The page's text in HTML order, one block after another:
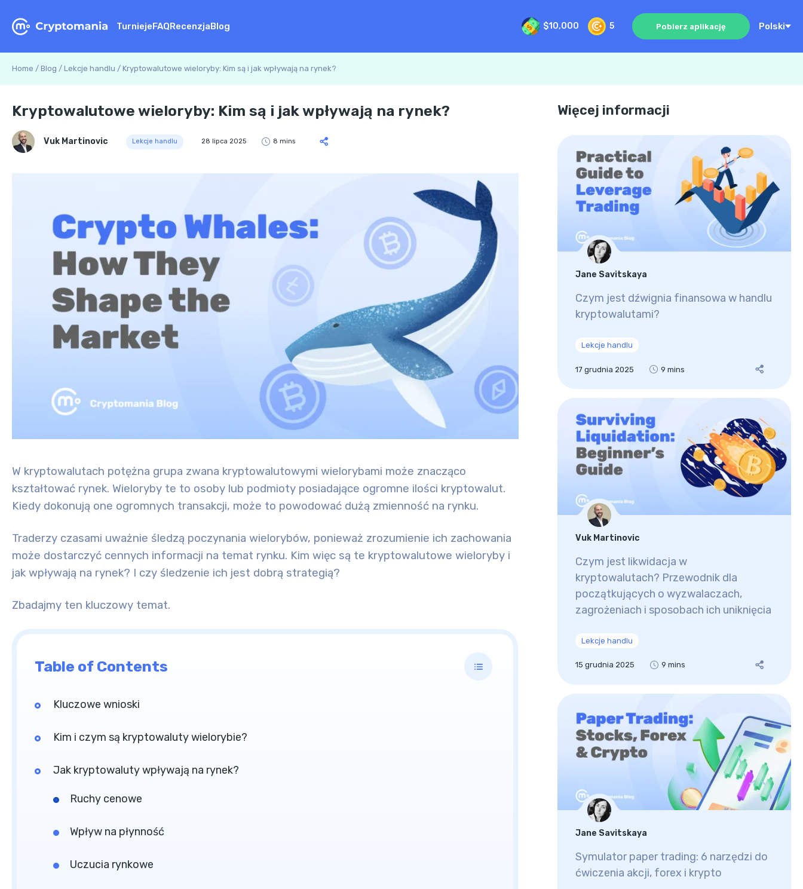
TurniejeFAQRecenzjaBlog $10,000 5 Pobierz aplikację Polski
Home / Blog / Lekcje handlu / Kryptowalutowe wieloryby: Kim są i jak wpływają na rynek?
Kryptowalutowe wieloryby: Kim są i jak wpływają na rynek?
Vuk Martinovic Lekcje handlu 28 lipca 2025 8 mins
W kryptowalutach potężna grupa zwana kryptowalutowymi wielorybami może znacząco
kształtować rynek. Wieloryby te to osoby lub podmioty posiadające ogromne ilości kryptowalut.
Kiedy dokonują one ogromnych transakcji, może to powodować dużą zmienność na rynku.
Traderzy czasami uważnie śledzą poczynania wielorybów, ponieważ zrozumienie ich zachowania
może dostarczyć cennych informacji na temat rynku. Kim więc są te kryptowalutowe wieloryby i
jak wpływają na rynek? I czy śledzenie ich jest dobrą strategią?
Zbadajmy ten kluczowy temat.
Table of Contents
Kluczowe wnioski
Kim i czym są kryptowaluty wielorybie?
Jak kryptowaluty wpływają na rynek?
Ruchy cenowe
Wpływ na płynność
Uczucia rynkowe
Więcej informacji
Jane Savitskaya
Czym jest dźwignia finansowa w handlu
kryptowalutami?
Lekcje handlu
17 grudnia 2025 9 mins
Vuk Martinovic
Czym jest likwidacja w
kryptowalutach? Przewodnik dla
początkujących o wyzwalaczach,
zagrożeniach i sposobach ich uniknięcia
Lekcje handlu
15 grudnia 2025 9 mins
Jane Savitskaya
Symulator paper trading: 6 narzędzi do
ćwiczenia akcji, forex i krypto